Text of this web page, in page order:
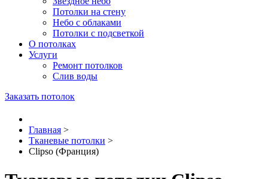
Потолки на стену
Небо с облаками
Потолки с подсветкой
О потолках
Услуги
Ремонт потолков
Слив воды
Заказать потолок
Главная >
Тканевые потолки >
Clipso (Франция)